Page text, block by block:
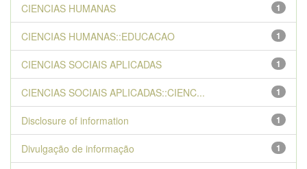
1
CIENCIAS HUMANAS
1
CIENCIAS HUMANAS::EDUCACAO
1
CIENCIAS SOCIAIS APLICADAS
1
CIENCIAS SOCIAIS APLICADAS::CIENC...
1
Disclosure of information
1
Divulgação de informação